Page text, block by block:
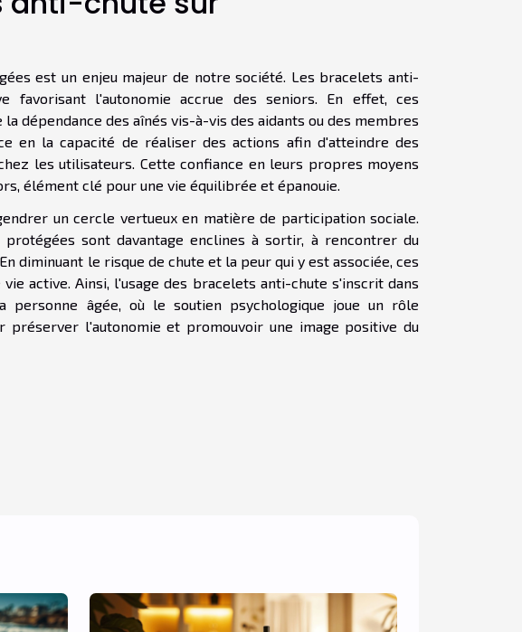
est un enjeu majeur de notre société. Les bracelets anti-
favorisant l'autonomie accrue des seniors. En effet, ces
dépendance des aînés vis-à-vis des aidants ou des membres
en la capacité de réaliser des actions afin d'atteindre des
les utilisateurs. Cette confiance en leurs propres moyens
élément clé pour une vie équilibrée et épanouie.
un cercle vertueux en matière de participation sociale.
sont davantage enclines à sortir, à rencontrer du
diminuant le risque de chute et la peur qui y est associée, ces
active. Ainsi, l'usage des bracelets anti-chute s'inscrit dans
personne âgée, où le soutien psychologique joue un rôle
préserver l'autonomie et promouvoir une image positive du